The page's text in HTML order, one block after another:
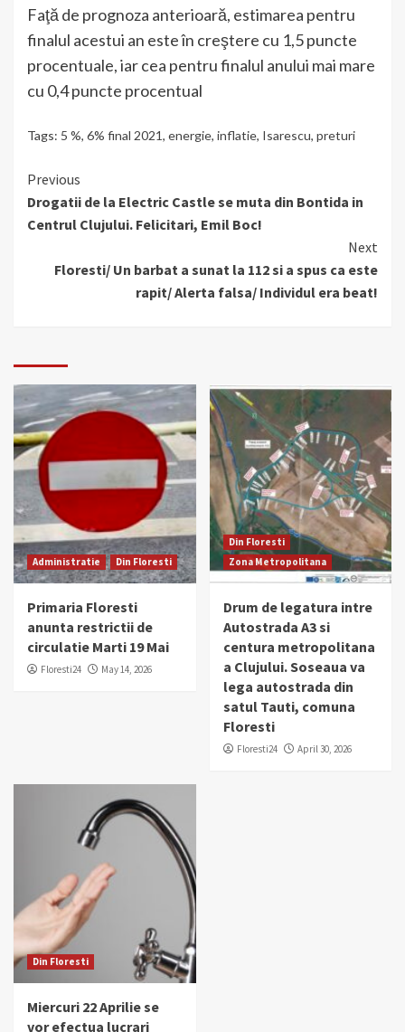
Faţă de prognoza anterioară, estimarea pentru
finalul acestui an este în creştere cu 1,5 puncte
procentuale, iar cea pentru finalul anului mai mare
cu 0,4 puncte procentual
Tags: 5 %, 6% final 2021, energie, inflatie, Isarescu, preturi
Continue
Reading
Previous
Drogatii de la Electric Castle se muta din Bontida in
Centrul Clujului. Felicitari, Emil Boc!
Next
Floresti/ Un barbat a sunat la 112 si a spus ca este
rapit/ Alerta falsa/ Individul era beat!
Administratie Din Floresti
Primaria Floresti
anunta restrictii de
circulatie Marti 19 Mai
Floresti24 May 14, 2026
Din Floresti
Zona Metropolitana
Drum de legatura intre
Autostrada A3 si
centura metropolitana
a Clujului. Soseaua va
lega autostrada din
satul Tauti, comuna
Floresti
Floresti24 April 30, 2026
Din Floresti
Miercuri 22 Aprilie se
vor efectua lucrari